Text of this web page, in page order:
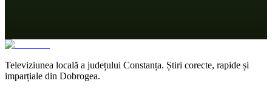
Televiziunea locală a județului Constanța. Știri corecte, rapide și
imparțiale din Dobrogea.